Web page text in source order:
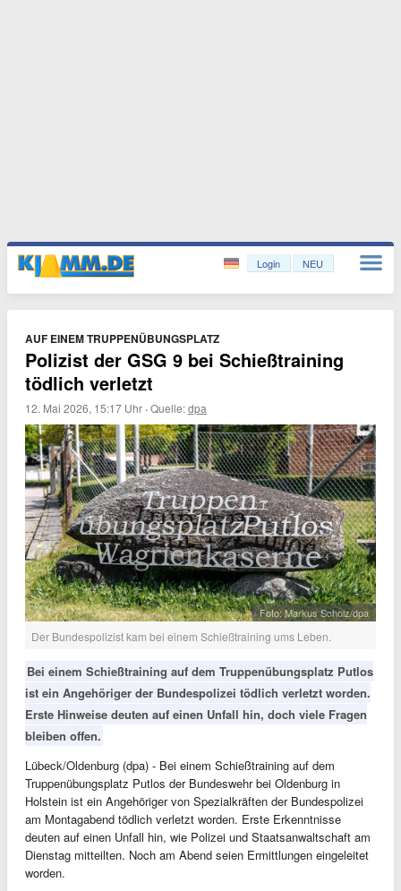
Login NEU
AUF EINEM TRUPPENÜBUNGSPLATZ
Polizist der GSG 9 bei Schießtraining
tödlich verletzt
12. Mai 2026, 15:17 Uhr ·Quelle:dpa
Foto: Markus Scholz/dpa
Der Bundespolizist kam bei einem Schießtraining ums Leben.
Bei einem Schießtraining auf dem Truppenübungsplatz Putlos
ist ein Angehöriger der Bundespolizei tödlich verletzt worden.
Erste Hinweise deuten auf einen Unfall hin, doch viele Fragen
bleiben offen.
Lübeck/Oldenburg (dpa) - Bei einem Schießtraining auf dem
Truppenübungsplatz Putlos der Bundeswehr bei Oldenburg in
Holstein ist ein Angehöriger von Spezialkräften der Bundespolizei
am Montagabend tödlich verletzt worden. Erste Erkenntnisse
deuten auf einen Unfall hin, wie Polizei und Staatsanwaltschaft am
Dienstag mitteilten. Noch am Abend seien Ermittlungen eingeleitet
worden.